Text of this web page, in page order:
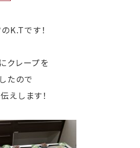
K.Tです！
クレープを
たので
えします！